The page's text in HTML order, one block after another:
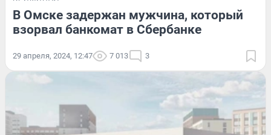
В Омске задержан мужчина, который
взорвал банкомат в Сбербанке
29 апреля, 2024, 12:47 7 013 3